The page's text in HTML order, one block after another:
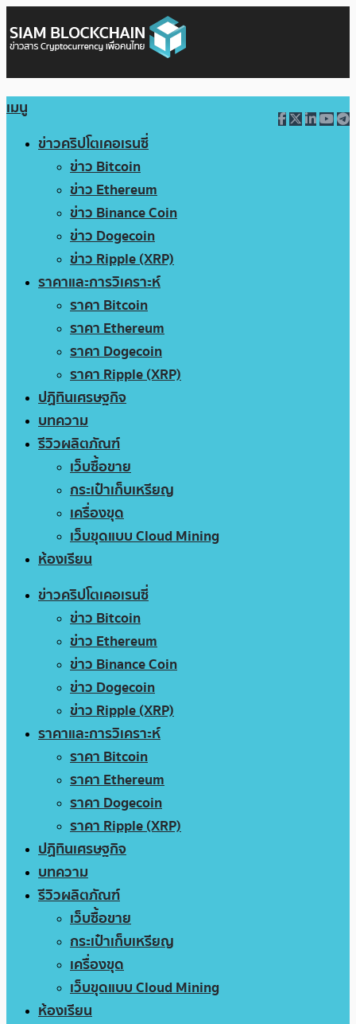
เมนู
ข่าวคริปโตเคอเรนซี่
ข่าว Bitcoin
ข่าว Ethereum
ข่าว Binance Coin
ข่าว Dogecoin
ข่าว Ripple (XRP)
ราคาและการวิเคราะห์
ราคา Bitcoin
ราคา Ethereum
ราคา Dogecoin
ราคา Ripple (XRP)
ปฏิทินเศรษฐกิจ
บทความ
รีวิวผลิตภัณฑ์
เว็บซื้อขาย
กระเป๋าเก็บเหรียญ
เครื่องขุด
เว็บขุดแบบ Cloud Mining
ห้องเรียน
ข่าวคริปโตเคอเรนซี่
ข่าว Bitcoin
ข่าว Ethereum
ข่าว Binance Coin
ข่าว Dogecoin
ข่าว Ripple (XRP)
ราคาและการวิเคราะห์
ราคา Bitcoin
ราคา Ethereum
ราคา Dogecoin
ราคา Ripple (XRP)
ปฏิทินเศรษฐกิจ
บทความ
รีวิวผลิตภัณฑ์
เว็บซื้อขาย
กระเป๋าเก็บเหรียญ
เครื่องขุด
เว็บขุดแบบ Cloud Mining
ห้องเรียน